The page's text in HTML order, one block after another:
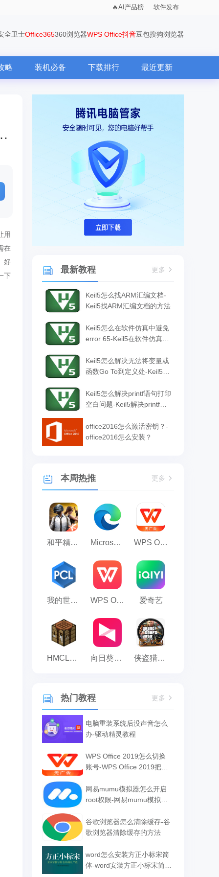
AI产品榜 软件发布
全卫士Office365360浏览器WPS Office抖音豆包搜狗浏览器
略 装机必备 下载排行 最近更新
手更改下载位置的步骤
用
在
好
下
最新教程 更多
Keil5怎么找ARM汇编文档-
Keil5找ARM汇编文档的方法
Keil5怎么在软件仿真中避免
error 65-Keil5在软件仿真中
Keil5怎么解决无法将变量或
函数Go To到定义处-Keil5解
到定义处的方法
Keil5怎么解决printf语句打印
空白问题-Keil5解决printf语
office2016怎么激活密钥？-
office2016怎么安装？
本周热推 更多
和平精英模拟器应用宝版 Microsoft Edge浏览器 WPS Office
我的世界PCL2启动器 WPS Office 2023 爱奇艺
HMCL启动器 向日葵远程控制 侠盗猎车手:罪恶都市之侠盗无双
热门教程 更多
电脑重装系统后没声音怎么
办-驱动精灵教程
WPS Office 2019怎么切换
账号-WPS Office 2019把切
网易mumu模拟器怎么开启
root权限-网易mumu模拟器
谷歌浏览器怎么清除缓存-谷
歌浏览器清除缓存的方法
word怎么安装方正小标宋简
体-word安装方正小标宋简体